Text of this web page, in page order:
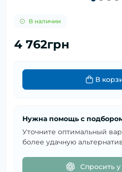
В наличии
4 762грн
В
Нужна помощь с
Уточните оптимальный
более удачную
Спросить у